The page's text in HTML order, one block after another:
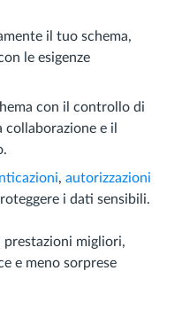
il tuo schema,
le esigenze
con il controllo di
e il
, autorizzazioni
i dati sensibili.
migliori,
e meno sorprese